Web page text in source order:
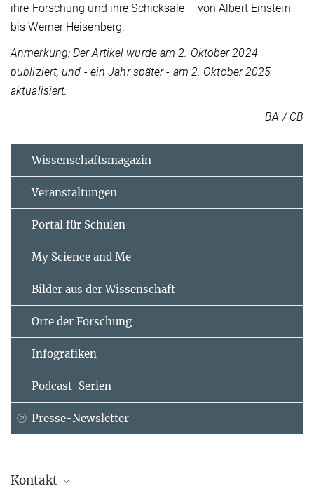
ihre Forschung und ihre Schicksale – von Albert Einstein
bis Werner Heisenberg.​
Anmerkung: Der Artikel wurde am 2. Oktober 2024
publiziert, und - ein Jahr später - am 2. Oktober 2025
aktualisiert.
BA / CB
Wissenschaftsmagazin
Veranstaltungen
Portal für Schulen
My Science and Me
Bilder aus der Wissenschaft
Orte der Forschung
Infografiken
Podcast-Serien
Presse-Newsletter
Kontakt